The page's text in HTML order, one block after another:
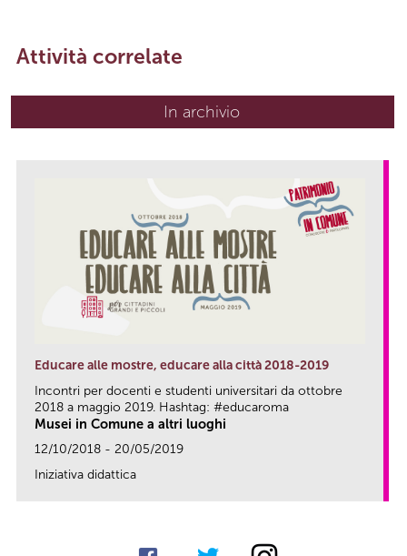
Attività correlate
In archivio
Educare alle mostre, educare alla città 2018-2019
Incontri per docenti e studenti universitari da ottobre
2018 a maggio 2019. Hashtag: #educaroma
Musei in Comune a altri luoghi
12/10/2018 - 20/05/2019
Iniziativa didattica